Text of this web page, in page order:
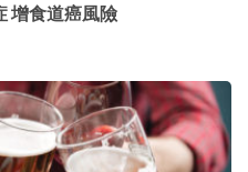
增食道癌風險